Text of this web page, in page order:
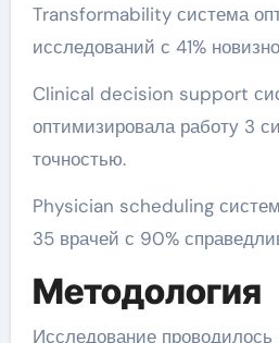
Transformability система
исследований с 41%
Clinical decision support
оптимизировала работу 3
точностью.
Physician scheduling
35 врачей с 90%
Методология
Исследование проводилось